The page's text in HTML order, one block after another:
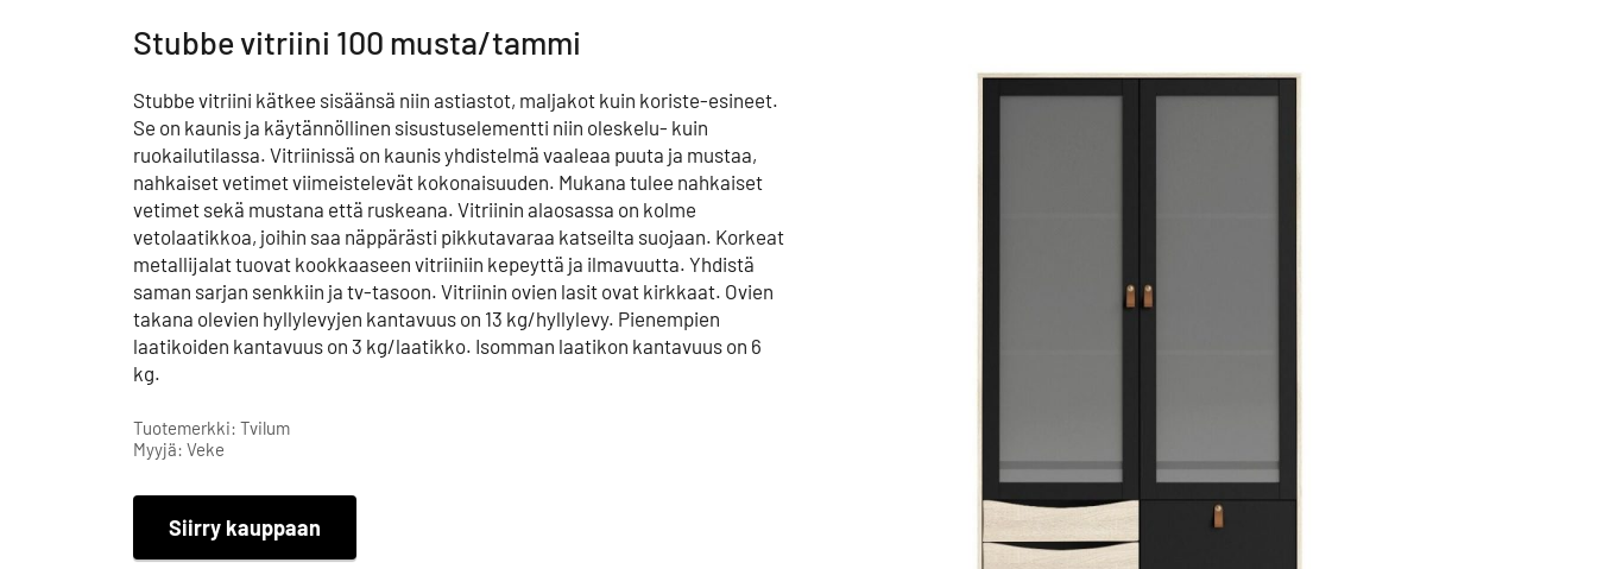
Stubbe vitriini 100 musta/tammi
Stubbe vitriini kätkee sisäänsä niin astiastot, maljakot kuin koriste-esineet.
Se on kaunis ja käytännöllinen sisustuselementti niin oleskelu- kuin
ruokailutilassa. Vitriinissä on kaunis yhdistelmä vaaleaa puuta ja mustaa,
nahkaiset vetimet viimeistelevät kokonaisuuden. Mukana tulee nahkaiset
vetimet sekä mustana että ruskeana. Vitriinin alaosassa on kolme
vetolaatikkoa, joihin saa näppärästi pikkutavaraa katseilta suojaan. Korkeat
metallijalat tuovat kookkaaseen vitriiniin kepeyttä ja ilmavuutta. Yhdistä
saman sarjan senkkiin ja tv-tasoon. Vitriinin ovien lasit ovat kirkkaat. Ovien
takana olevien hyllylevyjen kantavuus on 13 kg/hyllylevy. Pienempien
laatikoiden kantavuus on 3 kg/laatikko. Isomman laatikon kantavuus on 6
kg.
Tuotemerkki: Tvilum
Myyjä: Veke
Siirry kauppaan